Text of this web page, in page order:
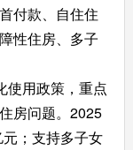
付款、自住住
性住房、多子
用政策，重点
房问题。2025
；支持多子女